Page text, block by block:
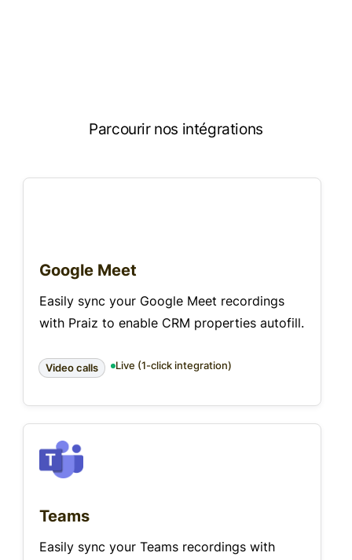
Parcourir nos intégrations
Google Meet
Easily sync your Google Meet recordings
with Praiz to enable CRM properties autofill.
Video calls Live (1-click integration)
Teams
Easily sync your Teams recordings with